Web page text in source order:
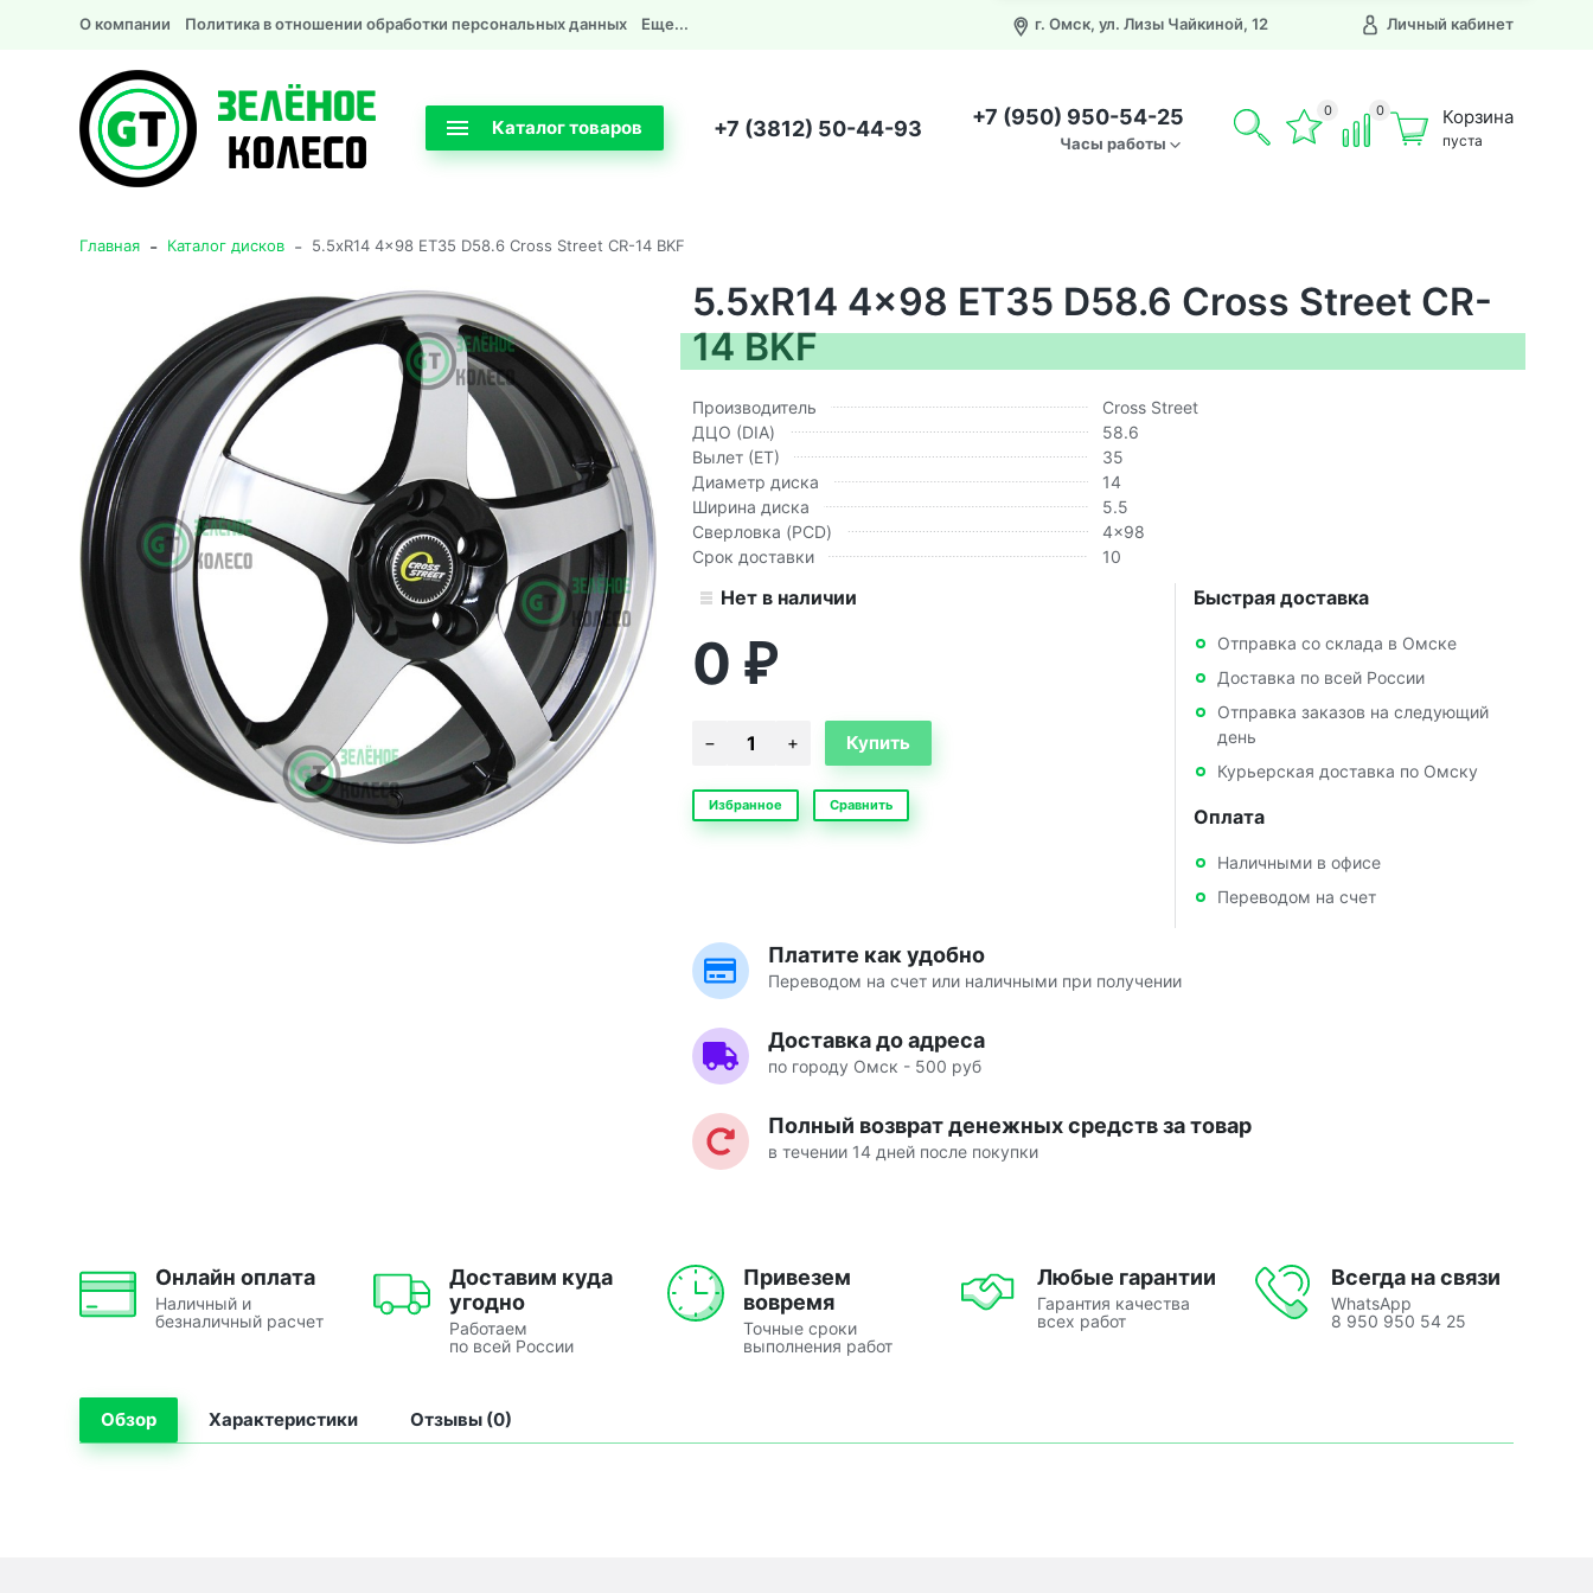
О компании Политика в отношении обработки персональных данных Еще... г. Омск, ул. Лизы Чайкиной, 12 Личный кабинет
Каталог товаров +7 (3812) 50-44-93 +7 (950) 950-54-25
Часы работы
0 0 Корзина
пуста
Главная - Каталог дисков - 5.5xR14 4x98 ET35 D58.6 Cross Street CR-14 BKF
5.5xR14 4x98 ET35 D58.6 Cross Street CR-
14 BKF
Производитель
Cross Street
ДЦО (DIA)
58.6
Вылет (ЕТ)
35
Диаметр диска
14
Ширина диска
5.5
Сверловка (PCD)
4x98
Срок доставки
10
Нет в наличии
0 ₽
Избранное Сравнить
Быстрая доставка
Отправка со склада в Омске
Доставка по всей России
Отправка заказов на следующий
день
Курьерская доставка по Омску
Оплата
Наличными в офисе
Переводом на счет
Платите как удобно
Переводом на счет или наличными при получении
Доставка до адреса
по городу Омск - 500 руб
Полный возврат денежных средств за товар
в течении 14 дней после покупки
Онлайн оплата
Наличный и
безналичный расчет
Доставим куда
угодно
Работаем
по всей России
Привезем
вовремя
Точные сроки
выполнения работ
Любые гарантии
Гарантия качества
всех работ
Всегда на связи
WhatsApp
8 950 950 54 25
Обзор Характеристики Отзывы (0)